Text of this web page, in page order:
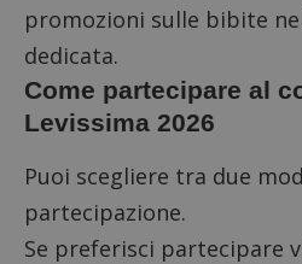
promozioni sulle bibite
dedicata.
Come partecipare al
Levissima 2026
Puoi scegliere tra due
partecipazione.
Se preferisci partecipare